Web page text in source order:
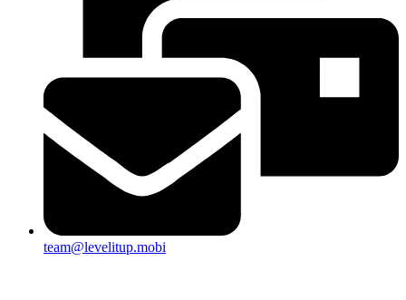
team@levelitup.mobi